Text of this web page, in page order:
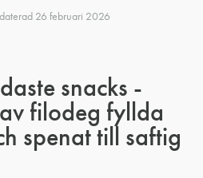
26 februari 2026
snacks -
filodeg fyllda
spenat till saftig